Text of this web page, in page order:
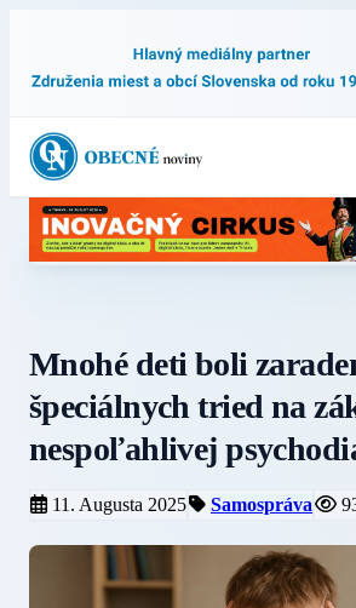
Mnohé deti boli
špeciálnych tried na
nespoľahlivej
11. Augusta 2025 Samospráva